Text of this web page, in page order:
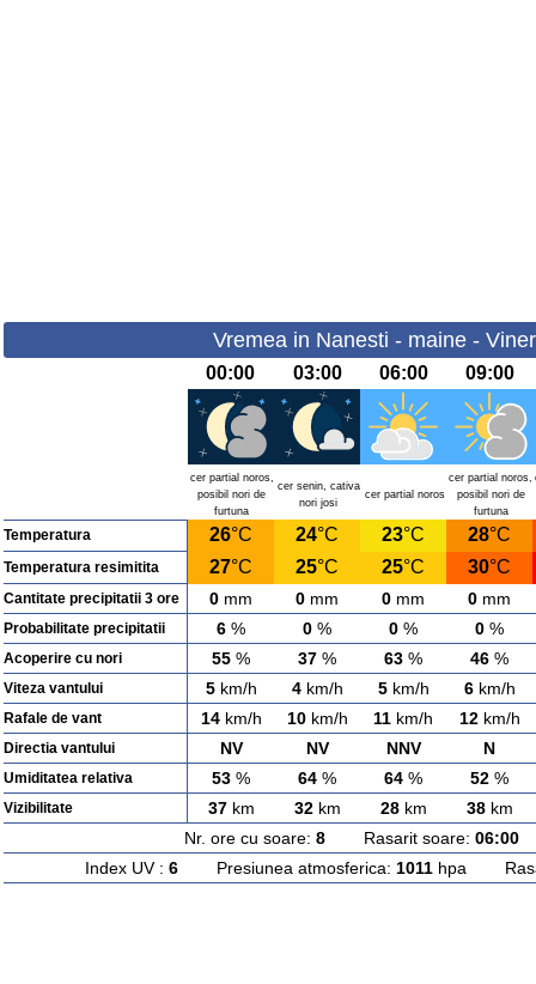
Vremea in Nanesti - maine -
00:00 03:00 06:00 09:00
cer partial noros,
posibil nori de
furtuna
cer senin, cativa
nori josi
cer partial noros
cer partial noros,
posibil nori de
furtuna
Temperatura 26°C 24°C 23°C 28°C
Temperatura resimitita 27°C 25°C 25°C 30°C
Cantitate precipitatii 3 ore 0 mm 0 mm 0 mm 0 mm
Probabilitate precipitatii 6 % 0 % 0 % 0 %
Acoperire cu nori 55 % 37 % 63 % 46 %
Viteza vantului 5km/h 4km/h 5km/h 6km/h
Rafale de vant 14km/h 10km/h 11 km/h 12km/h
Directia vantului NV NV NNV N
Umiditatea relativa 53 % 64 % 64 % 52 %
Vizibilitate 37km 32km 28km 38km
Nr. ore cu soare: 8Rasarit soare: 06:00
Index UV : 6Presiunea atmosferica: 1011hpa